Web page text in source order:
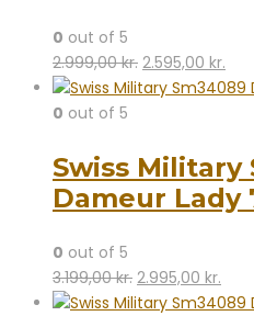
0 out of 5
2.999,00kr. Den
oprindelige
2.999,00 kr..
2.595,00 kr.
0 out of 5
Swiss Military
Dameur Lady
0 out of 5
3.199,00kr. Den
oprindelige
2.995,00 kr.